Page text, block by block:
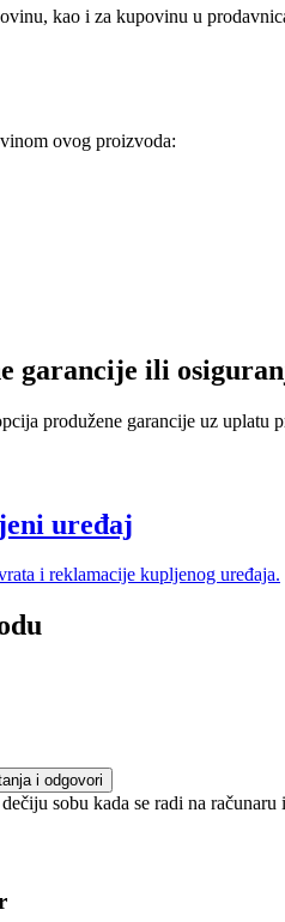
kao i za kupovinu u
ovog proizvoda:
garancije ili
produžene garancije uz
uređaj
i reklamacije kupljenog uređaja.
i odgovori
sobu kada se radi na